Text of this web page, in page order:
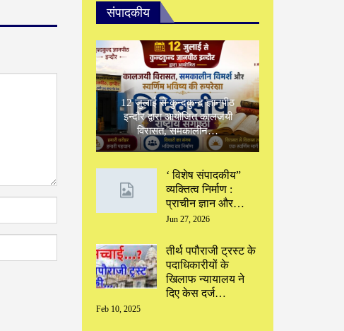
संपादकीय
12 जुलाई से कुन्दकुन्द ज्ञानपीठ
इन्दौर द्वारा आयोजित कालजयी
विरासत, समकालीन…
‘ विशेष संपादकीय”
‌व्यक्तित्व निर्माण :
प्राचीन ज्ञान और…
Jun 27, 2026
तीर्थ पपौराजी ट्रस्ट के
पदाधिकारीयों के
खिलाफ न्यायालय ने
दिए केस दर्ज…
Feb 10, 2025